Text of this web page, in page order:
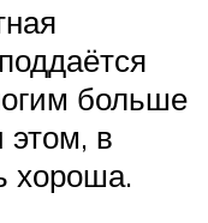
больше
этом, в
хороша.